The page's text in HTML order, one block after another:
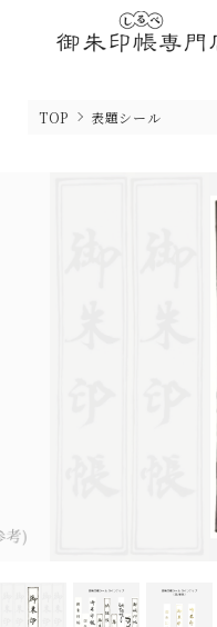
TOP 表題シール